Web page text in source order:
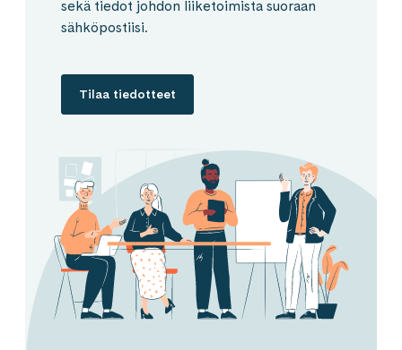
sekä tiedot johdon liiketoimista suoraan
sähköpostiisi.
Tilaa tiedotteet